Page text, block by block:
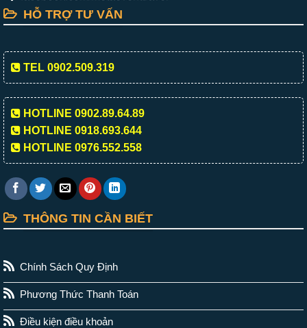
HỖ TRỢ TƯ VẤN
TEL 0902.509.319
HOTLINE 0902.89.64.89
HOTLINE 0918.693.644
HOTLINE 0976.552.558
THÔNG TIN CẦN BIẾT
Chính Sách Quy Định
Phương Thức Thanh Toán
Điều kiện điều khoản